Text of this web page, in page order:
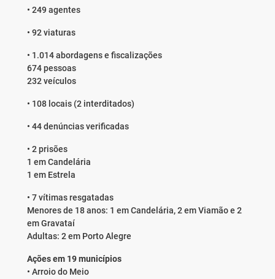
• 249 agentes
• 92 viaturas
• 1.014 abordagens e fiscalizações
674 pessoas
232 veículos
• 108 locais (2 interditados)
• 44 denúncias verificadas
• 2 prisões
1 em Candelária
1 em Estrela
• 7 vítimas resgatadas
Menores de 18 anos: 1 em Candelária, 2 em Viamão e 2
em Gravataí
Adultas: 2 em Porto Alegre
Ações em 19 municípios
• Arroio do Meio